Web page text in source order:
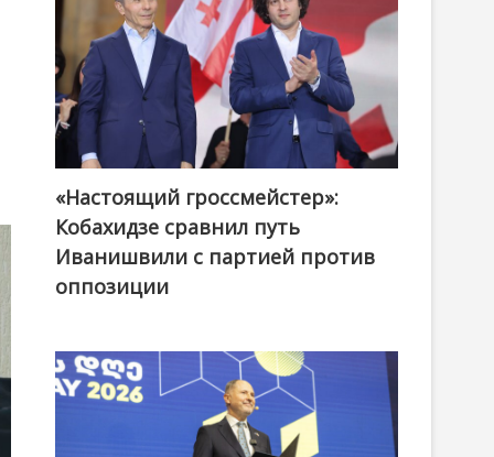
@ქართული ოცნება / Georgian Dream
«Настоящий гроссмейстер»:
Кобахидзе сравнил путь
Иванишвили с партией против
оппозиции